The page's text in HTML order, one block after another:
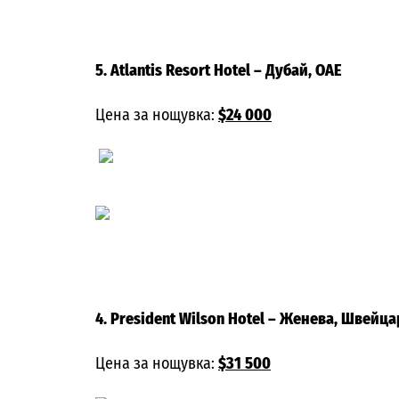
5. Atlantis Resort Hotel– Дубай, ОАЕ
Цена за нощувка: $24 000
4. President Wilson Hotel– Женева,
Цена за нощувка: $31 500